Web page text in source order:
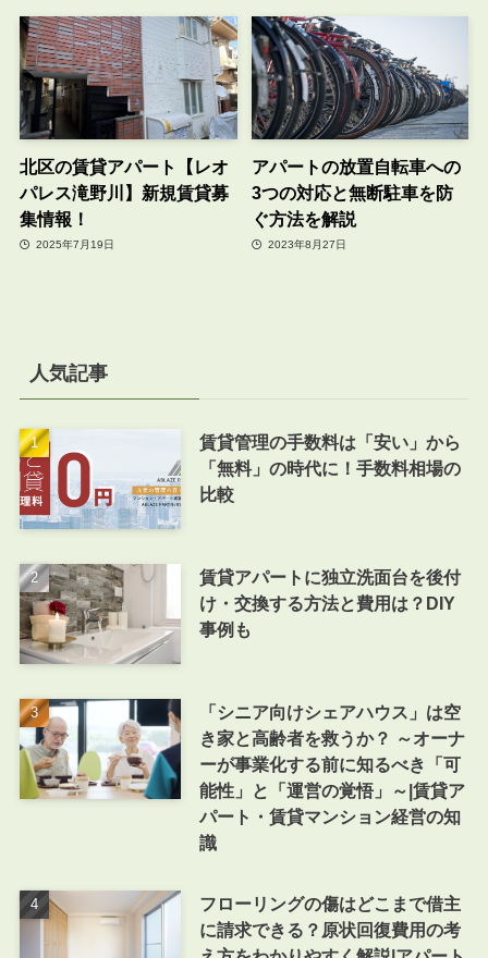
北区の賃貸アパート【レオ
パレス滝野川】新規賃貸募
集情報！
2025年7月19日
アパートの放置自転車への
3つの対応と無断駐車を防
ぐ方法を解説
2023年8月27日
人気記事
賃貸管理の手数料は「安い」から
「無料」の時代に！手数料相場の
比較
賃貸アパートに独立洗面台を後付
け・交換する方法と費用は？DIY
事例も
「シニア向けシェアハウス」は空
き家と高齢者を救うか？ ～オーナ
ーが事業化する前に知るべき「可
能性」と「運営の覚悟」～|賃貸ア
パート・賃貸マンション経営の知
識
フローリングの傷はどこまで借主
に請求できる？原状回復費用の考